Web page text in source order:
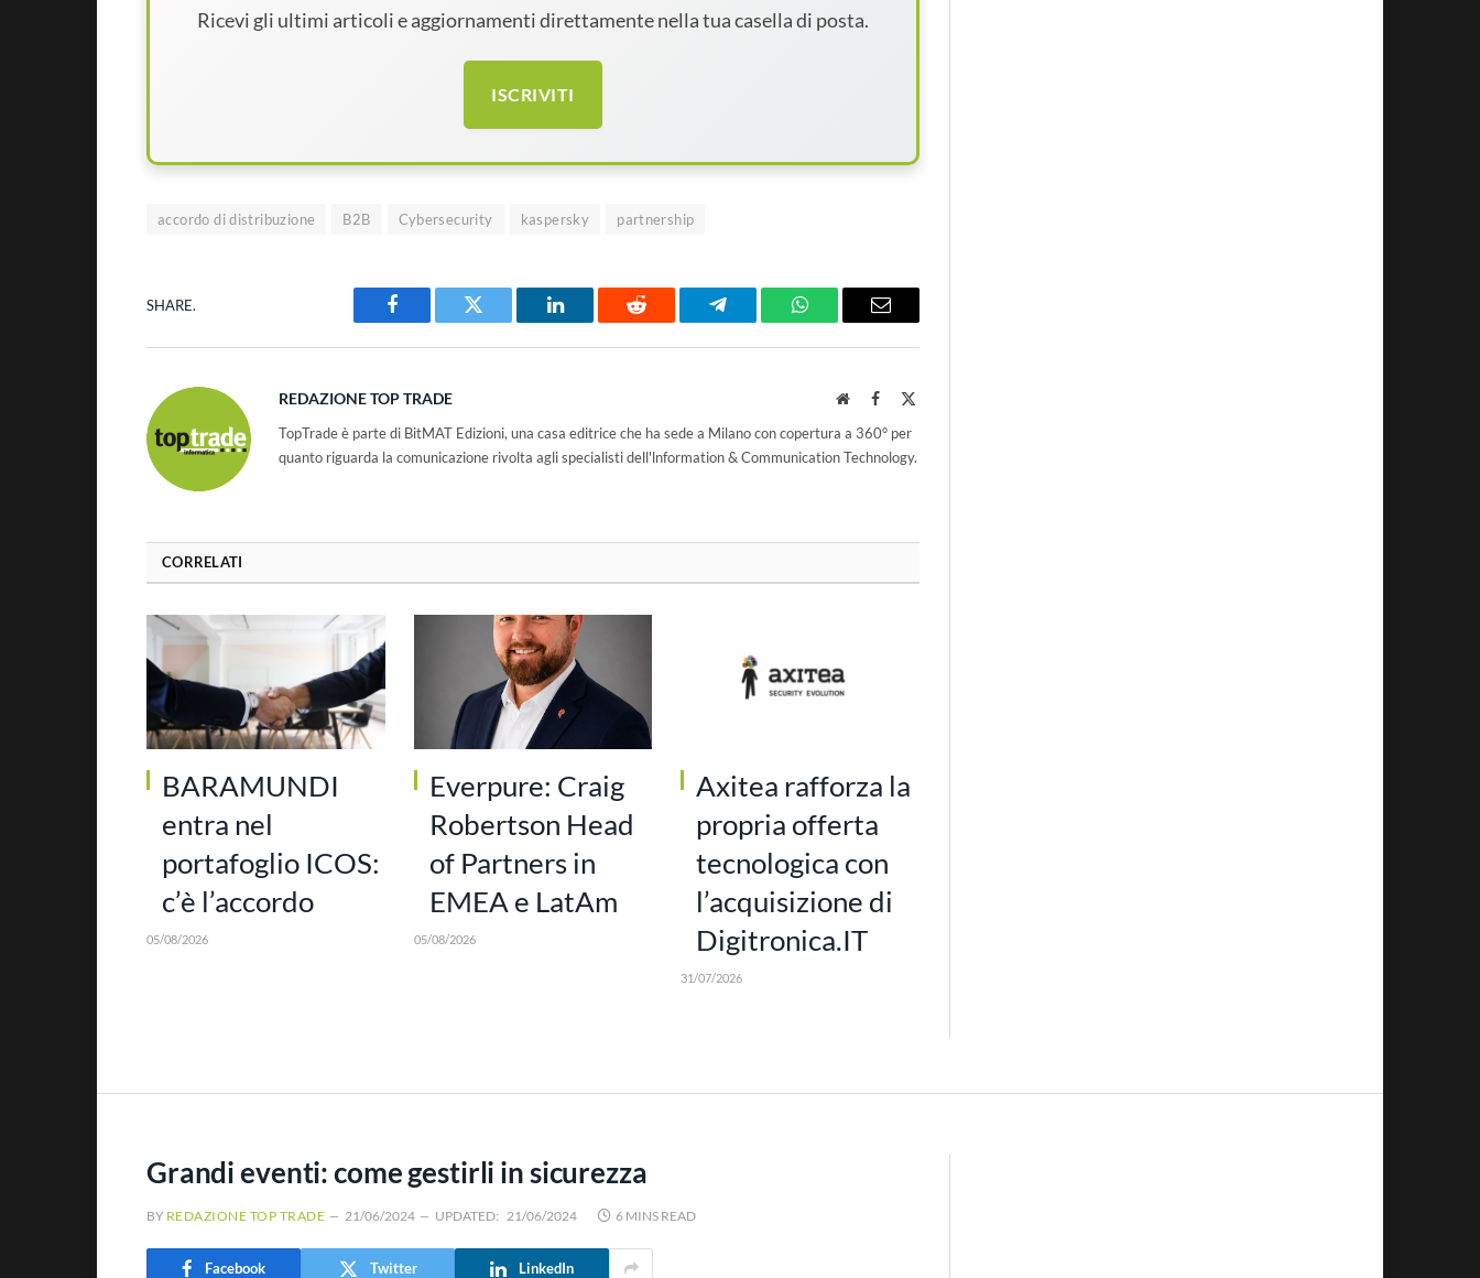
Ricevi gli ultimi articoli e aggiornamenti direttamente nella tua casella di posta.
ISCRIVITI
accordo di distribuzione B2B Cybersecurity kaspersky partnership
SHARE.
Facebook Twitter LinkedIn Reddit Telegram WhatsAppEmail
REDAZIONE TOP TRADE WebsiteFacebook
TopTrade è parte di BitMAT Edizioni, una casa editrice che ha sede a Milano con copertura a 360° per
quanto riguarda la comunicazione rivolta agli specialisti dell'lnformation & Communication Technology.
CORRELATI
BARAMUNDI
entra nel
portafoglio ICOS:
c’è l’accordo
05/08/2026
Everpure: Craig
Robertson Head
of Partners in
EMEA e LatAm
05/08/2026
Axitea rafforza la
propria offerta
tecnologica con
l’acquisizione di
Digitronica.IT
31/07/2026
Grandi eventi: come gestirli in sicurezza
BY REDAZIONE TOP TRADE 21/06/2024 UPDATED: 21/06/2024 6 MINS READ
Facebook Twitter LinkedIn